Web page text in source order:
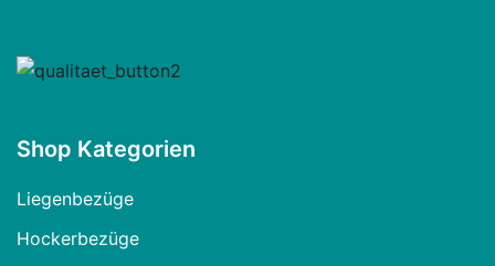
Shop Kategorien
Liegenbezüge
Hockerbezüge